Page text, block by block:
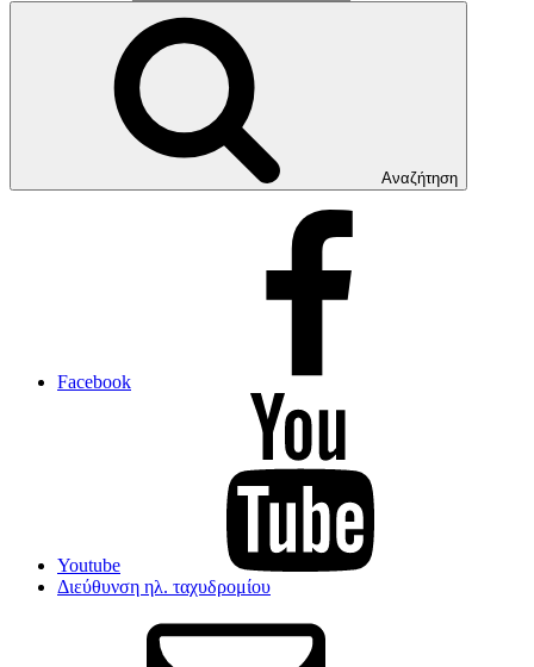
Αναζήτηση
Facebook
Youtube
Διεύθυνση ηλ. ταχυδρομίου